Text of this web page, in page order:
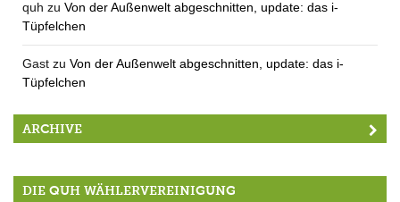
quh zu Von der Außenwelt abgeschnitten, update: das i-
Tüpfelchen
Gast zu Von der Außenwelt abgeschnitten, update: das i-
Tüpfelchen
ARCHIVE
DIE QUH WÄHLERVEREINIGUNG